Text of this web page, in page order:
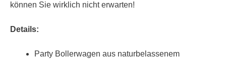
können Sie wirklich nicht erwarten!
Details:
Party Bollerwagen aus naturbelassenem